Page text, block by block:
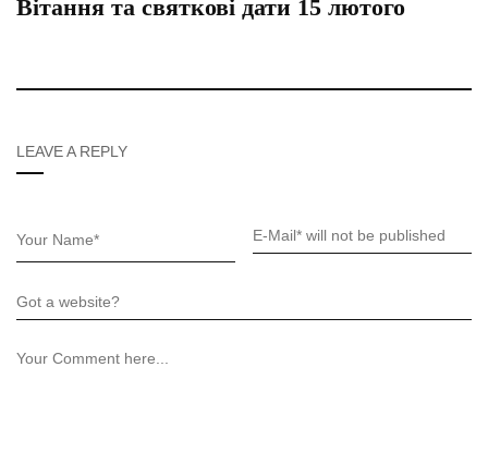
Вітання та святкові дати 15 лютого
LEAVE A REPLY